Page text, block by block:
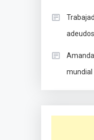
mundial